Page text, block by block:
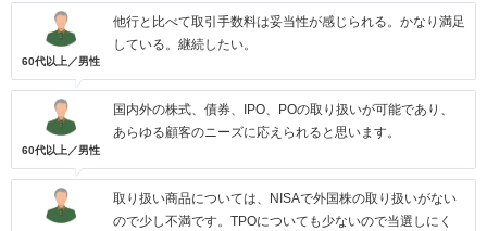
60代以上／男性
他行と比べて取引手数料は妥当性が感じられる。かなり満足
している。継続したい。
60代以上／男性
国内外の株式、債券、IPO、POの取り扱いが可能であり、
あらゆる顧客のニーズに応えられると思います。
取り扱い商品については、NISAで外国株の取り扱いがない
ので少し不満です。TPOについても少ないので当選しにく